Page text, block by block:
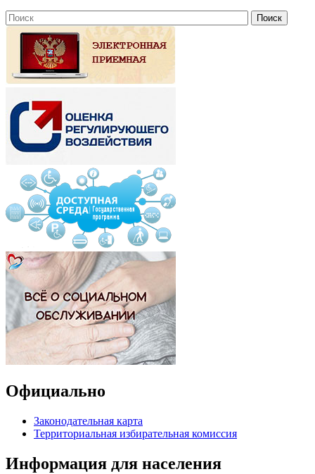
Официально
Законодательная карта
Территориальная избирательная комиссия
Информация для населения